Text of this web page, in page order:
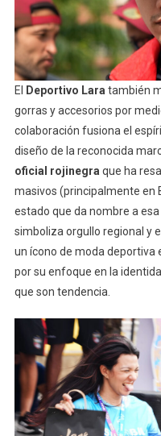
El Deportivo Laratambién
gorras y accesorios por
colaboración fusiona el
diseño de la reconocida
oficial rojinegraque ha
masivos (principalmente en
estado que da nombre a
simboliza orgullo regional y
un ícono de moda deportiva
por su enfoque en la
que son tendencia.